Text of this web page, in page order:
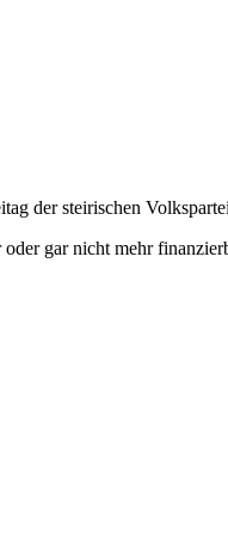
der steirischen
gar nicht mehr